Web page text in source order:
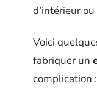
d’intérieur
Voici
fabriquer un
complication :